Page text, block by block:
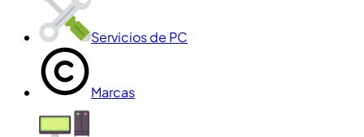
Servicios de PC
Marcas